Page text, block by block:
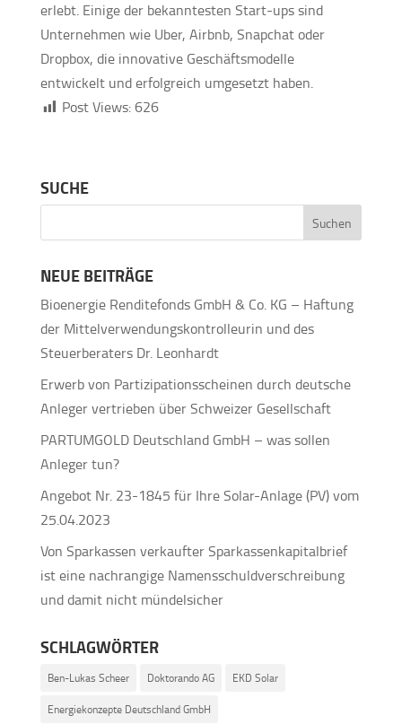
erlebt. Einige der bekanntesten Start-ups sind
Unternehmen wie Uber, Airbnb, Snapchat oder
Dropbox, die innovative Geschäftsmodelle
entwickelt und erfolgreich umgesetzt haben.
Post Views:626
SUCHE
NEUE BEITRÄGE
Bioenergie Renditefonds GmbH & Co. KG – Haftung
der Mittelverwendungskontrolleurin und des
Steuerberaters Dr. Leonhardt
Erwerb von Partizipationsscheinen durch deutsche
Anleger vertrieben über Schweizer Gesellschaft
PARTUMGOLD Deutschland GmbH – was sollen
Anleger tun?
Angebot Nr. 23-1845 für Ihre Solar-Anlage (PV) vom
25.04.2023
Von Sparkassen verkaufter Sparkassenkapitalbrief
ist eine nachrangige Namensschuldverschreibung
und damit nicht mündelsicher
SCHLAGWÖRTER
Ben-Lukas Scheer Doktorando AG EKD Solar
Energiekonzepte Deutschland GmbH